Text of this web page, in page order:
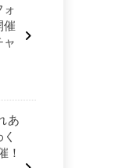
ォ
催
ャ
あ
！